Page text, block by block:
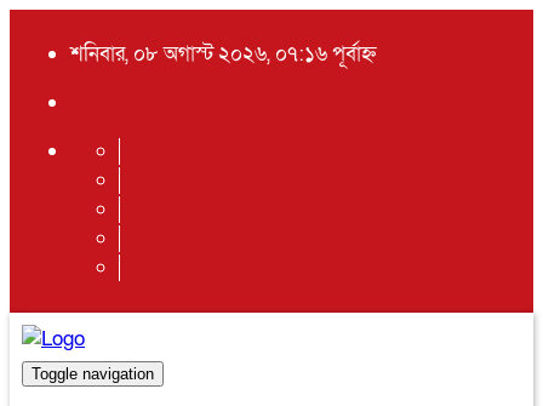
শনিবার, ০৮ অগাস্ট ২০২৬, ০৭:১৬ পূর্বাহ্ন
Toggle navigation